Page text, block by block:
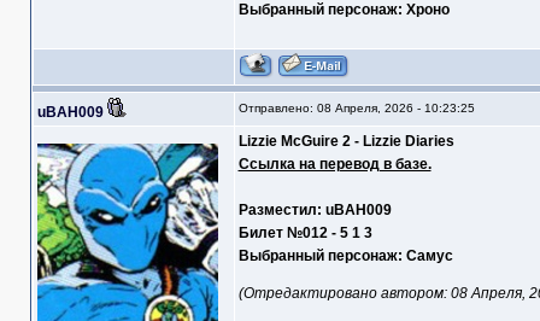
Выбранный персонаж: Хроно
uBAH009 Отправлено: 08 Апреля, 2026 - 10:23:25
Lizzie McGuire 2 - Lizzie Diaries
Ссылка на перевод в базе.
Разместил: uBAH009
Билет №012 - 5 1 3
Выбранный персонаж: Самус
(Отредактировано автором: 08 Апреля,